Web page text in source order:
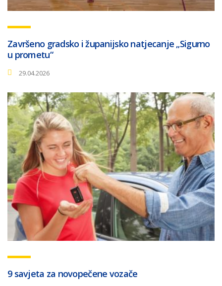
Završeno gradsko i županijsko natjecanje „Sigurno
u prometu“
29.04.2026
9 savjeta za novopečene vozače